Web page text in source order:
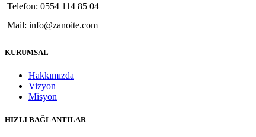
Telefon: 0554 114 85 04
Mail: info@zanoite.com
KURUMSAL
Hakkımızda
Vizyon
Misyon
HIZLI BAĞLANTILAR